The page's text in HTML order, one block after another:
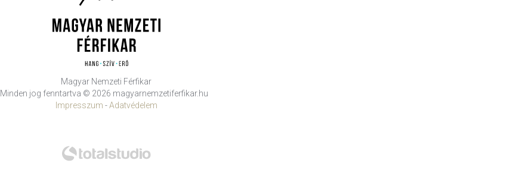
Magyar Nemzeti Férfikar
Minden jog fenntartva © 2026 magyarnemzetiferfikar.hu
Impresszum -Adatvédelem